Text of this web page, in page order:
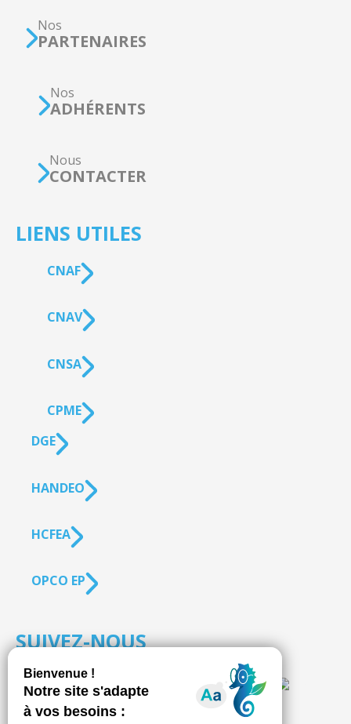
Nos
PARTENAIRES
Nos
ADHÉRENTS
Nous
CONTACTER
LIENS UTILES
CNAF
CNAV
CNSA
CPME
DGE
HANDEO
HCFEA
OPCO EP
SUIVEZ-NOUS